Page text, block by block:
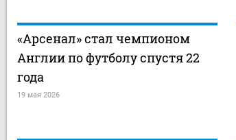
«Арсенал» стал чемпионом
Англии по футболу спустя 22
года
19 мая 2026